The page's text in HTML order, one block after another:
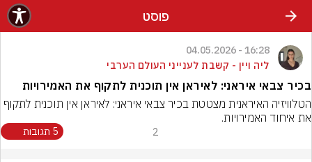
פוסט
16:28 - 04.05.2026
ליה ויין - קשבת לענייני העולם הערבי
בכיר צבאי איראני: לאיראן‬⁩ אין תוכנית לתקוף את האמירויות
את איחוד האמירויות.
2 5 תגובות